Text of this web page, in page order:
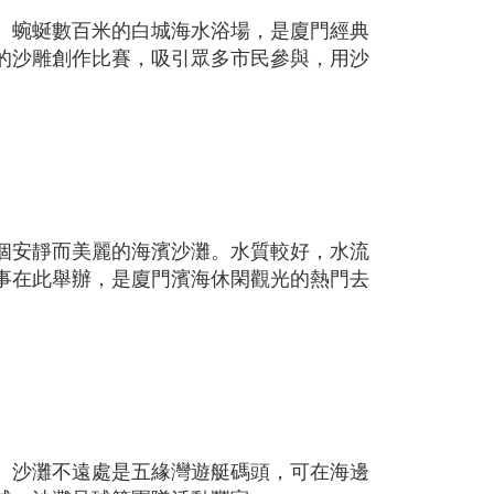
蜒數百米的白城海水浴場，是廈門經典
雕創作比賽，吸引眾多市民參與，用沙
靜而美麗的海濱沙灘。水質較好，水流
此舉辦，是廈門濱海休閑觀光的熱門去
灘不遠處是五緣灣遊艇碼頭，可在海邊